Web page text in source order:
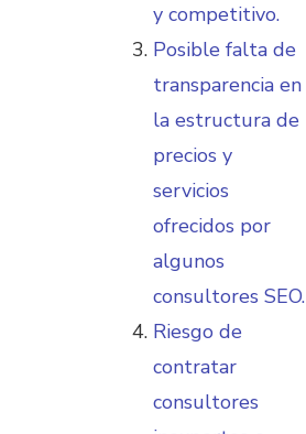
y competitivo.
Posible falta de
transparencia en
la estructura de
precios y
servicios
ofrecidos por
algunos
consultores SEO.
Riesgo de
contratar
consultores